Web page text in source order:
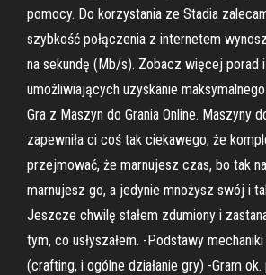
pomocy. Do korzystania ze Stadia
szybkość połączenia z internetem
na sekundę (Mb/s). Zobacz więcej porad
umożliwiających uzyskanie
Gra z Maszyn do Grania Online. Maszyny
zapewniła ci coś tak ciekawego, że
przejmować, że marnujesz czas, bo tak
marnujesz go, a jedynie mnożysz swój i
Jeszcze chwilę stałem zdumiony i
tym, co usłyszałem. -Podstawy
(crafting, i ogólne działanie gry) -Gram ok.